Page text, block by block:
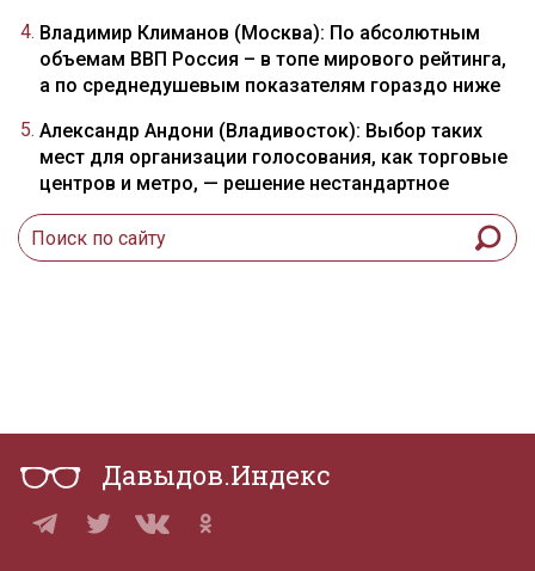
Владимир Климанов (Москва): По абсолютным
объемам ВВП Россия – в топе мирового рейтинга,
а по среднедушевым показателям гораздо ниже
Александр Андони (Владивосток): Выбор таких
мест для организации голосования, как торговые
центров и метро, — решение нестандартное
Давыдов.Индекс